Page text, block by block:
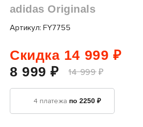
adidas Originals
Артикул: FY7755
Скидка 14 999 ₽
8 999 ₽
14 999 ₽
4 платежа по 2250 ₽